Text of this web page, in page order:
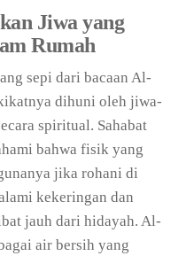
Jiwa yang
Rumah
sepi dari bacaan Al-
dihuni oleh jiwa-
spiritual. Sahabat
bahwa fisik yang
jika rohani di
kekeringan dan
jauh dari hidayah. Al-
air bersih yang